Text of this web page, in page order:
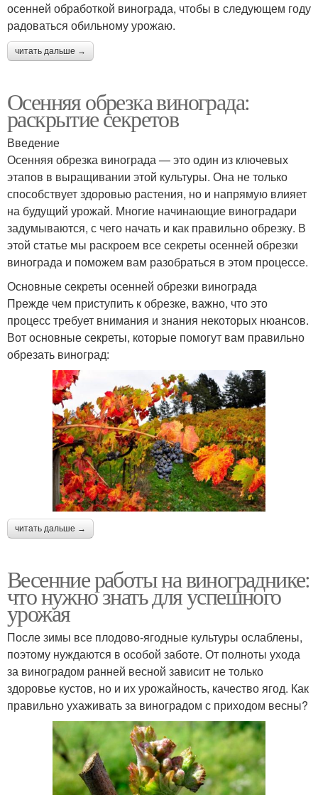
осенней обработкой винограда, чтобы в следующем году
радоваться обильному урожаю.
читать дальше →
Осенняя обрезка винограда:
раскрытие секретов
Введение
Осенняя обрезка винограда — это один из ключевых
этапов в выращивании этой культуры. Она не только
способствует здоровью растения, но и напрямую влияет
на будущий урожай. Многие начинающие виноградари
задумываются, с чего начать и как правильно обрезку. В
этой статье мы раскроем все секреты осенней обрезки
винограда и поможем вам разобраться в этом процессе.
Основные секреты осенней обрезки винограда
Прежде чем приступить к обрезке, важно, что это
процесс требует внимания и знания некоторых нюансов.
Вот основные секреты, которые помогут вам правильно
обрезать виноград:
читать дальше →
Весенние работы на винограднике:
что нужно знать для успешного
урожая
После зимы все плодово-ягодные культуры ослаблены,
поэтому нуждаются в особой заботе. От полноты ухода
за виноградом ранней весной зависит не только
здоровье кустов, но и их урожайность, качество ягод. Как
правильно ухаживать за виноградом с приходом весны?